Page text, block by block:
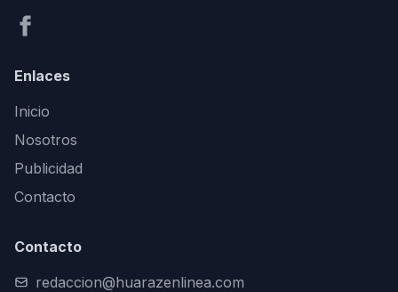
Enlaces
Inicio
Nosotros
Publicidad
Contacto
Contacto
redaccion@huarazenlinea.com